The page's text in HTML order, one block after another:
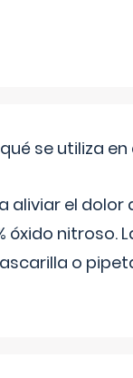
se utiliza
aliviar el
óxido
o